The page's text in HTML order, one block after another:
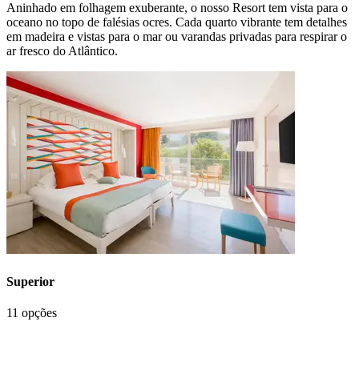
Aninhado em folhagem exuberante, o nosso Resort tem vista para o
oceano no topo de falésias ocres. Cada quarto vibrante tem detalhes
em madeira e vistas para o mar ou varandas privadas para respirar o
ar fresco do Atlântico.
Superior
11 opções